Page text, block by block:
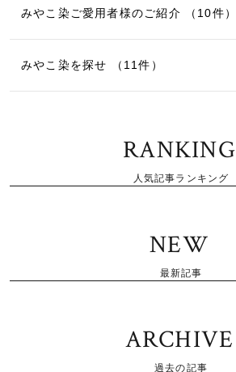
みやこ染ご愛用者様のご紹介 （10件）
みやこ染を探せ （11件）
RANKING
人気記事ランキング
NEW
最新記事
ARCHIVE
過去の記事